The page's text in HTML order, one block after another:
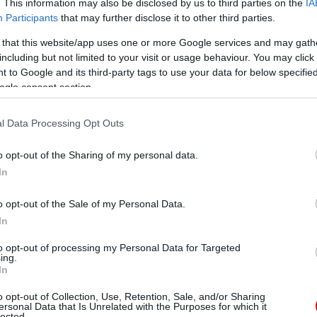
This information may also be disclosed by us to third parties on the
Participants that may further disclose it to other third parties.
that this website/app uses one or more Google services and may
but not limited to your visit or usage behaviour. You may
to Google and its third-party tags to use your data for below
consent section.
Data Processing Opt Outs
opt-out of the Sharing of my personal data.
opt-out of the Sale of my Personal Data.
opt-out of processing my Personal Data for Targeted
opt-out of Collection, Use, Retention, Sale, and/or Sharing
Data that Is Unrelated with the Purposes for which it
on is!
és iOS-re
működését!